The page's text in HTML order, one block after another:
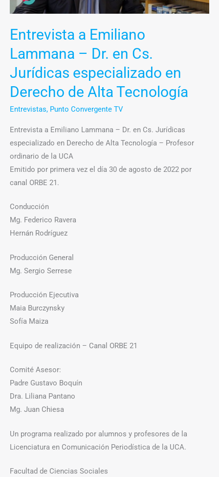
Entrevista a Emiliano
Lammana – Dr. en Cs.
Jurídicas especializado en
Derecho de Alta Tecnología
Entrevistas, Punto Convergente TV
Entrevista a Emiliano Lammana – Dr. en Cs. Jurídicas
especializado en Derecho de Alta Tecnología – Profesor
ordinario de la UCA
Emitido por primera vez el día 30 de agosto de 2022 por
canal ORBE 21.
Conducción
Mg. Federico Ravera
Hernán Rodríguez
Producción General
Mg. Sergio Serrese
Producción Ejecutiva
Maia Burczynsky
Sofía Maiza
Equipo de realización – Canal ORBE 21
Comité Asesor:
Padre Gustavo Boquín
Dra. Liliana Pantano
Mg. Juan Chiesa
Un programa realizado por alumnos y profesores de la
Licenciatura en Comunicación Periodística de la UCA.
Facultad de Ciencias Sociales
Jurídicas
en
Derecho
de
Alta
Tecnología